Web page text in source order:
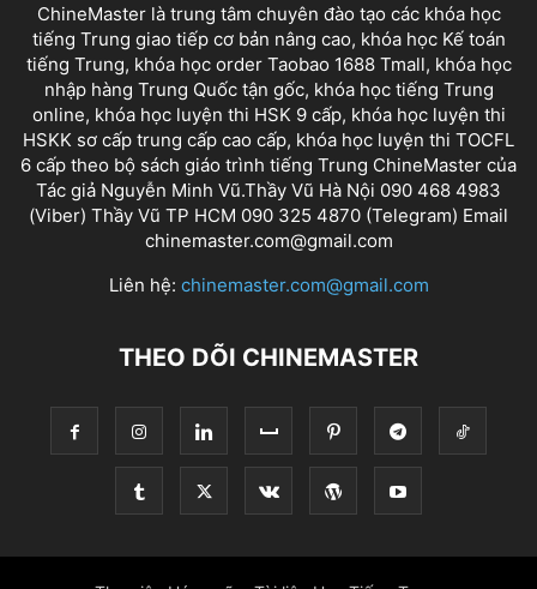
ChineMaster là trung tâm chuyên đào tạo các khóa học
tiếng Trung giao tiếp cơ bản nâng cao, khóa học Kế toán
tiếng Trung, khóa học order Taobao 1688 Tmall, khóa học
nhập hàng Trung Quốc tận gốc, khóa học tiếng Trung
online, khóa học luyện thi HSK 9 cấp, khóa học luyện thi
HSKK sơ cấp trung cấp cao cấp, khóa học luyện thi TOCFL
6 cấp theo bộ sách giáo trình tiếng Trung ChineMaster của
Tác giả Nguyễn Minh Vũ.Thầy Vũ Hà Nội 090 468 4983
(Viber) Thầy Vũ TP HCM 090 325 4870 (Telegram) Email
chinemaster.com@gmail.com
Liên hệ: chinemaster.com@gmail.com
THEO DÕI CHINEMASTER